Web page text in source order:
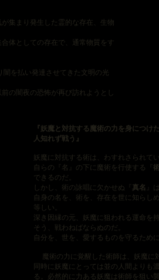
集まり発生した霊的な存在、生物
体としての存在で、通常物質をす
を払い発達させてきた文明の光
の闇夜の恐怖が再び訪れようとし
『妖魔と対抗する魔術の力を身につけ
人知れず戦う』
妖魔に対抗する術は、わすれさられてい
自らの『名』の下に魔術を行使する『
できるのだ。
しかし、術の詠唱に欠かせぬ『 真名
』
自身の名を、術を、存在を世に知らし
等しい。
深き因縁の元、妖魔に狙われる運命を
そう、戦わねばならぬのだ。
自分を、世を、愛するものを守るために
魔術の力に覚醒した術師は、妖魔に
同時に妖魔にとっては並の人間よりも
る。必然的に力ある妖魔は術師を狙い